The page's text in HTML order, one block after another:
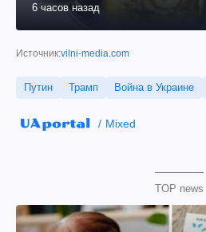
6 часов назад
Источник:vilni-media.com
Путин Трамп Война в Украине
Mixed
TOP news